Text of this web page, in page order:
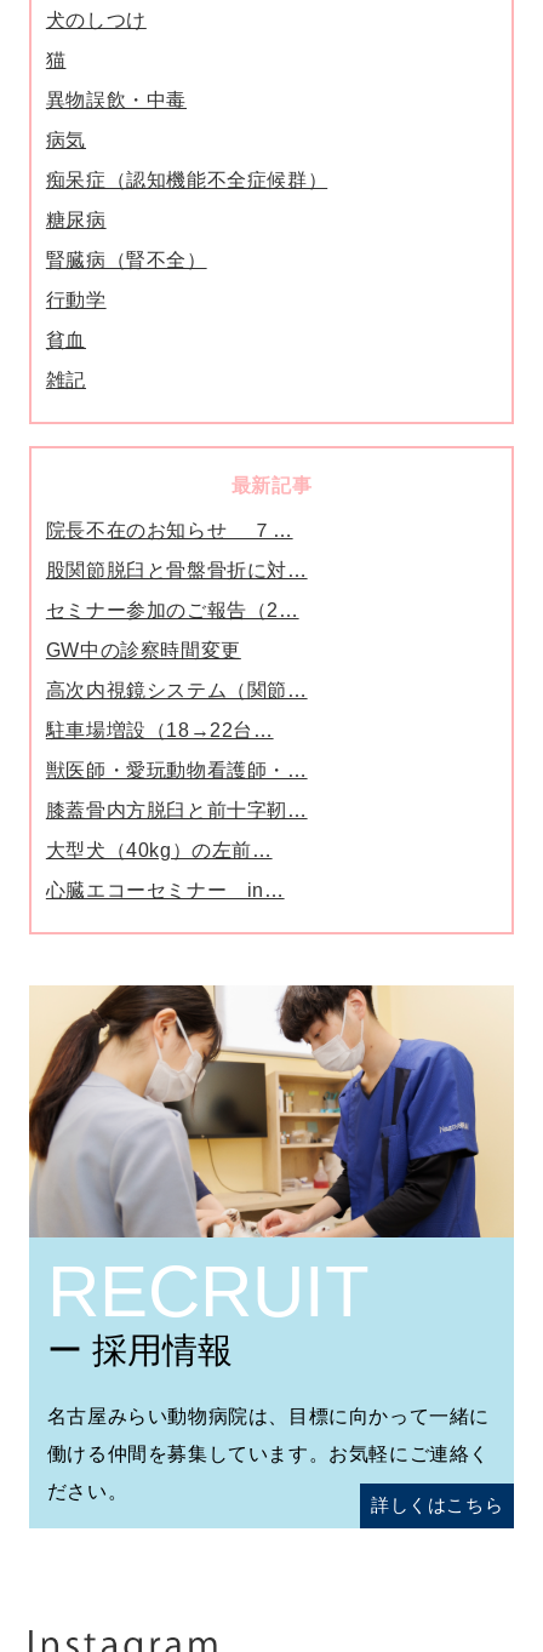
犬のしつけ
猫
異物誤飲・中毒
病気
痴呆症（認知機能不全症候群）
糖尿病
腎臓病（腎不全）
行動学
貧血
雑記
最新記事
院長不在のお知らせ ７…
股関節脱臼と骨盤骨折に対…
セミナー参加のご報告（2…
GW中の診察時間変更
高次内視鏡システム（関節…
駐車場増設（18→22台…
獣医師・愛玩動物看護師・…
膝蓋骨内方脱臼と前十字靭…
大型犬（40kg）の左前…
心臓エコーセミナー in…
RECRUIT
ー 採用情報
名古屋みらい動物病院は、目標に向かって一緒に
働ける仲間を募集しています。お気軽にご連絡く
ださい。
詳しくはこちら